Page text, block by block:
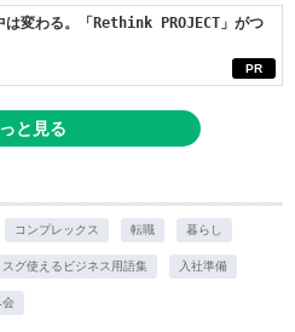
PR
は変わる。「Rethink PROJECT」がつ
と見る
コンプレックス 転職 暮らし
スグ使えるビジネス用語集 入社準備
会